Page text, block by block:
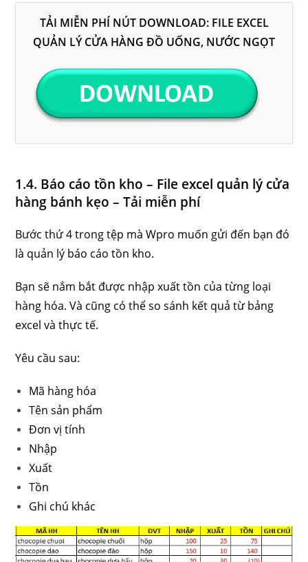
TẢI MIỄN PHÍ NÚT DOWNLOAD: FILE EXCEL
QUẢN LÝ CỬA HÀNG ĐỒ UỐNG, NƯỚC NGỌT
1.4. Báo cáo tồn kho – File excel quản lý cửa
hàng bánh kẹo – Tải miễn phí
Bước thứ 4 trong tệp mà Wpro muốn gửi đến bạn đó
là quản lý báo cáo tồn kho.
Bạn sẽ nắm bắt được nhập xuất tồn của từng loại
hàng hóa. Và cũng có thể so sánh kết quả từ bảng
excel và thực tế.
Yêu cầu sau:
Mã hàng hóa
Tên sản phẩm
Đơn vị tính
Nhập
Xuất
Tồn
Ghi chú khác